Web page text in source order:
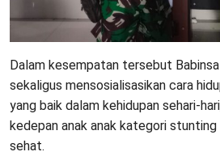
Dalam kesempatan tersebut
sekaligus mensosialisasikan cara
yang baik dalam kehidupan sehari-
kedepan anak anak kategori
sehat.